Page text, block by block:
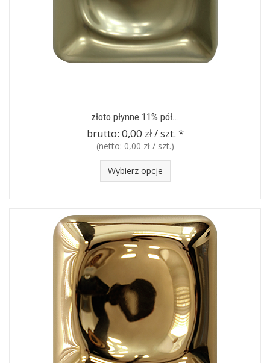
złoto płynne 11% pół...
brutto: 0,00 zł / szt. *
(netto: 0,00 zł / szt.)
Wybierz opcje